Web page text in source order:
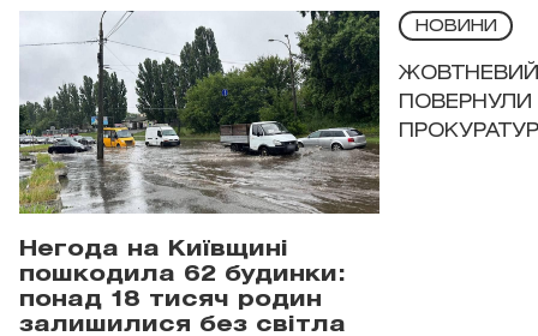
Негода на Київщині
пошкодила 62 будинки:
понад 18 тисяч родин
залишилися без світла
НОВИНИ
ЖОВТНЕВИЙ
ПОВЕРНУЛИ